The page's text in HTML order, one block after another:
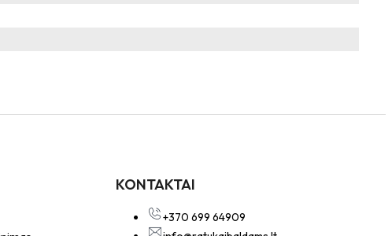
KONTAKTAI
+370 699 64909